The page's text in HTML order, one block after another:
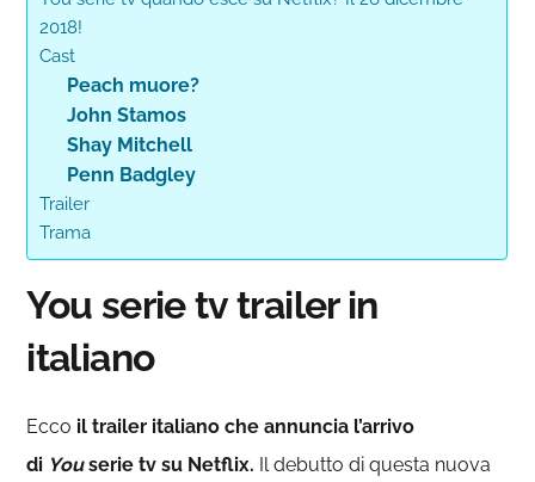
2018!
Cast
Peach muore?
John Stamos
Shay Mitchell
Penn Badgley
Trailer
Trama
You serie tv trailer in
italiano
Ecco il trailer italiano che annuncia l’arrivo
di Youserie tv su Netflix. Il debutto di questa nuova